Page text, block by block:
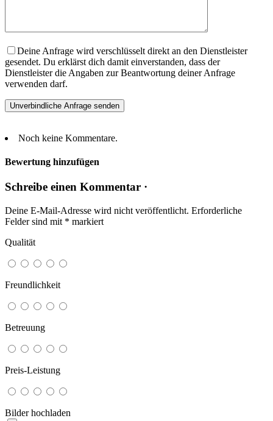
Deine Anfrage wird verschlüsselt direkt an den Dienstleister
gesendet. Du erklärst dich damit einverstanden, dass der
Dienstleister die Angaben zur Beantwortung deiner Anfrage
verwenden darf.
Noch keine Kommentare.
Bewertung hinzufügen
Schreibe einen Kommentar ·
Deine E-Mail-Adresse wird nicht veröffentlicht. Erforderliche
Felder sind mit * markiert
Qualität
Freundlichkeit
Betreuung
Preis-Leistung
Bilder hochladen